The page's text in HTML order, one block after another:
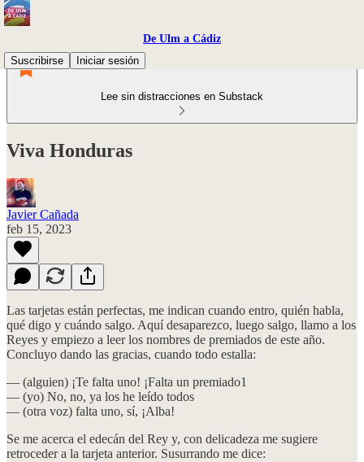
De Ulm a Cádiz
Suscribirse
Iniciar sesión
Lee sin distracciones en Substack
Viva Honduras
Javier Cañada
feb 15, 2023
Las tarjetas están perfectas, me indican cuando entro, quién habla,
qué digo y cuándo salgo. Aquí desaparezco, luego salgo, llamo a los
Reyes y empiezo a leer los nombres de premiados de este año.
Concluyo dando las gracias, cuando todo estalla:
— (alguien) ¡Te falta uno! ¡Falta un premiado1
— (yo) No, no, ya los he leído todos
— (otra voz) falta uno, sí, ¡Alba!
Se me acerca el edecán del Rey y, con delicadeza me sugiere
retroceder a la tarjeta anterior. Susurrando me dice: